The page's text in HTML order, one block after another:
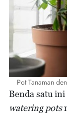
Pot Tanaman
Benda satu
watering pots